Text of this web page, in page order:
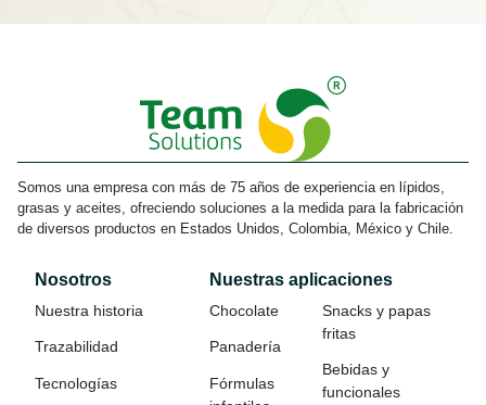
Somos una empresa con más de 75 años de experiencia en lípidos,
grasas y aceites, ofreciendo soluciones a la medida para la fabricación
de diversos productos en Estados Unidos, Colombia, México y Chile.
Nosotros
Nuestra historia
Trazabilidad
Tecnologías
Nuestras aplicaciones
Chocolate
Panadería
Fórmulas
Snacks y papas
fritas
Bebidas y
funcionales